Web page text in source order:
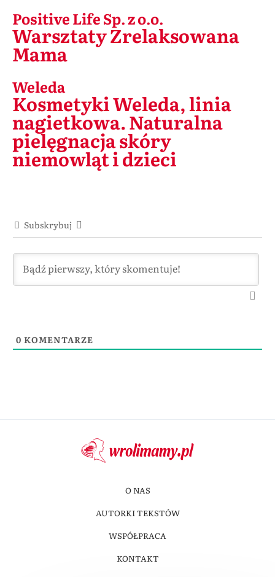
Positive Life Sp. z o.o.
Warsztaty Zrelaksowana
Mama
Weleda
Kosmetyki Weleda, linia
nagietkowa. Naturalna
pielęgnacja skóry
niemowląt i dzieci
Subskrybuj
0 KOMENTARZE
O NAS
AUTORKI TEKSTÓW
WSPÓŁPRACA
KONTAKT